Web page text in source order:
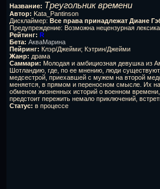
Название: Треугольник времени
Автор: Kata_Pantinson
Дисклаймер: Все права принадлежат Диане
Предупреждение: Возможна нецензурная
Рейтинг: R
Бета: АкваМарина
Пейринг: Клэр/Джейми; Кэтрин/Джейми
Жанр: драма
Саммари: Молодая и амбициозная девушка из
Шотландию, где, по ее мнению, люди
медсестрой, приехавшей с мужем на второй
меняется, в прямом и переносном смысле. Их на
обменом жизненных историй о военном
предстоит пережить немало приключений,
Статус: в процессе